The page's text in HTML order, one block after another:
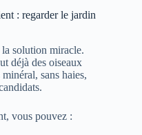
: regarder le jardin
solution miracle.
déjà des oiseaux
sans haies,
vous pouvez :